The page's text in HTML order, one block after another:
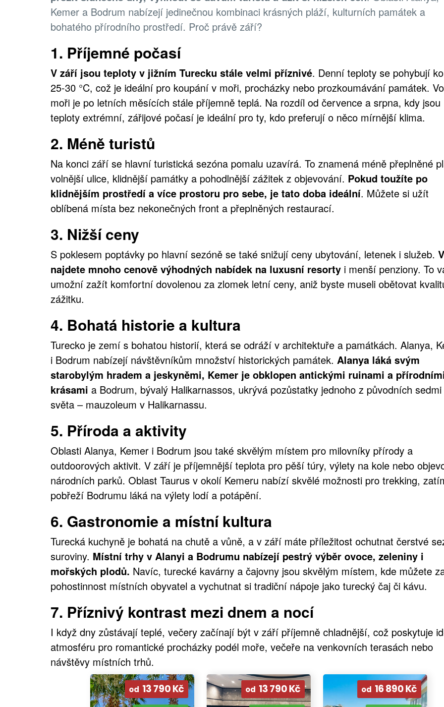
Kemer a Bodrum nabízejí jedinečnou kombinaci krásných pláží, kulturních památek a
bohatého přírodního prostředí. Proč právě září?
1. Příjemné počasí
V září jsou teploty v jižním Turecku stále velmi příznivé. Denní teploty se pohybují
25-30 °C, což je ideální pro koupání v moři, procházky nebo prozkoumávání památek.
moři je po letních měsících stále příjemně teplá. Na rozdíl od července a srpna, kdy jsou
teploty extrémní, zářijové počasí je ideální pro ty, kdo preferují o něco mírnější klima.
2. Méně turistů
Na konci září se hlavní turistická sezóna pomalu uzavírá. To znamená méně přeplněné
volnější ulice, klidnější památky a pohodlnější zážitek z objevování. Pokud toužíte po
klidnějším prostředí a více prostoru pro sebe, je tato doba ideální. Můžete si užít
oblíbená místa bez nekonečných front a přeplněných restaurací.
3. Nižší ceny
S poklesem poptávky po hlavní sezóně se také snižují ceny ubytování, letenek i služeb.
najdete mnoho cenově výhodných nabídek na luxusní resorty i menší penziony. To
umožní zažít komfortní dovolenou za zlomek letní ceny, aniž byste museli obětovat
zážitku.
4. Bohatá historie a kultura
Turecko je zemí s bohatou historií, která se odráží v architektuře a památkách. Alanya,
i Bodrum nabízejí návštěvníkům množství historických památek. Alanya láká svým
starobylým hradem a jeskyněmi, Kemer je obklopen antickými ruinami a
krásami a Bodrum, bývalý Halikarnassos, ukrývá pozůstatky jednoho z původních
světa – mauzoleum v Halikarnassu.
5. Příroda a aktivity
Oblasti Alanya, Kemer i Bodrum jsou také skvělým místem pro milovníky přírody a
outdoorových aktivit. V září je příjemnější teplota pro pěší túry, výlety na kole nebo
národních parků. Oblast Taurus v okolí Kemeru nabízí skvělé možnosti pro trekking,
pobřeží Bodrumu láká na výlety lodí a potápění.
6. Gastronomie a místní kultura
Turecká kuchyně je bohatá na chutě a vůně, a v září máte příležitost ochutnat čerstvé
suroviny. Místní trhy v Alanyi a Bodrumu nabízejí pestrý výběr ovoce, zeleniny i
mořských plodů. Navíc, turecké kavárny a čajovny jsou skvělým místem, kde můžete
pohostinnost místních obyvatel a vychutnat si tradiční nápoje jako turecký čaj či kávu.
7. Příznivý kontrast mezi dnem a nocí
I když dny zůstávají teplé, večery začínají být v září příjemně chladnější, což poskytuje
atmosféru pro romantické procházky podél moře, večeře na venkovních terasách nebo
návštěvy místních trhů.
od 13 790 Kč od 13 790 Kč od 16 890 Kč